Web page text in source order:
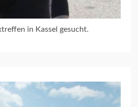
in Kassel gesucht.